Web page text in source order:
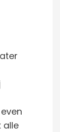
alle